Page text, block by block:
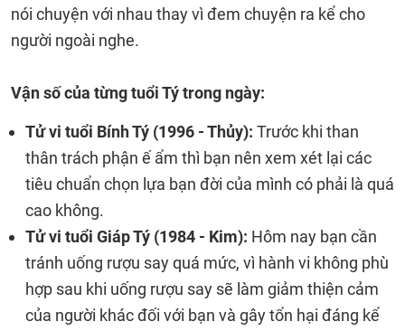
nói chuyện với nhau thay vì đem chuyện ra kể cho
người ngoài nghe.
Vận số của từng tuổi Tý trong ngày:
Tử vi tuổi Bính Tý (1996 - Thủy): Trước khi than
thân trách phận ế ẩm thì bạn nên xem xét lại các
tiêu chuẩn chọn lựa bạn đời của mình có phải là quá
cao không.
Tử vi tuổi Giáp Tý (1984 - Kim): Hôm nay bạn cần
tránh uống rượu say quá mức, vì hành vi không phù
hợp sau khi uống rượu say sẽ làm giảm thiện cảm
của người khác đối với bạn và gây tổn hại đáng kể